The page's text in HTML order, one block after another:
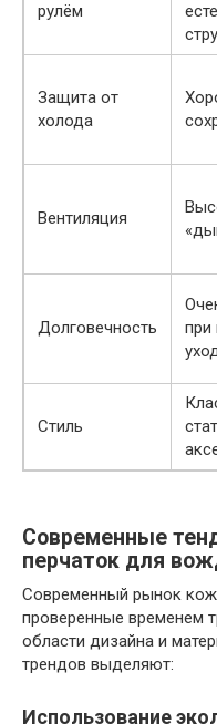
рулём
Защита от
холода
Вентиляция
Долговечность
при
Стиль
Современные
перчаток для
Современный рынок
проверенные временем
области дизайна и
трендов выделяют:
Использование